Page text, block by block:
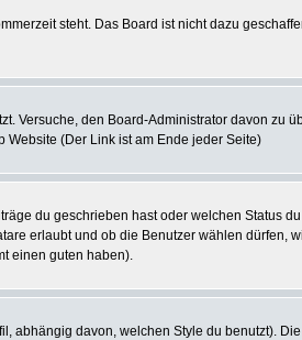
steht. Das Board ist nicht dazu
Versuche, den Board-Administrator davon zu
Website (Der Link ist am Ende jeder Seite)
du geschrieben hast oder welchen Status
erlaubt und ob die Benutzer wählen dürfen,
einen guten haben).
abhängig davon, welchen Style du benutzt).